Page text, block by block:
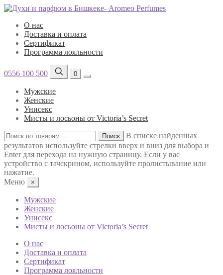
О нас
Доставка и оплата
Сертификат
Программа лояльности
0556 100 500 0
Мужские
Женские
Унисекс
Мисты и лосьоны от Victoria’s Secret
Искать:
Поиск
В списке найденных
результатов используйте стрелки вверх и вниз для выбора и
Enter для перехода на нужную страницу. Если у вас
устройство с тачскрином, используйте пролистывание или
нажатие.
Меню
×
Мужские
Женские
Унисекс
Мисты и лосьоны от Victoria’s Secret
О нас
Доставка и оплата
Сертификат
Программа лояльности